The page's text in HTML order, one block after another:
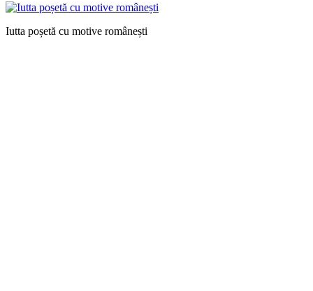
Iutta poșetă cu motive românești